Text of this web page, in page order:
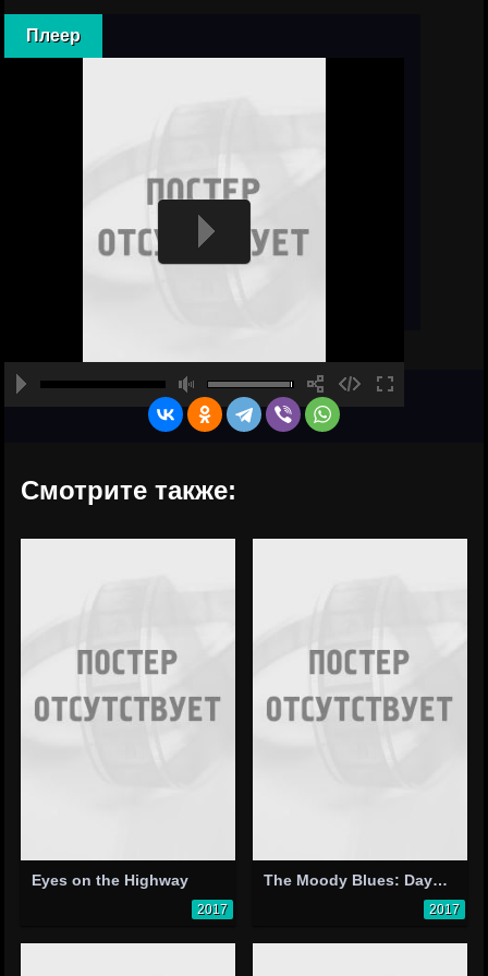
Плеер
Смотрите также:
Eyes on the Highway
2017
The Moody Blues: Days of Future Passed Live
2017